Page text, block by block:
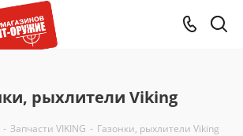
рыхлители Viking
- Запчасти VIKING - Газонки, рыхлители Viking